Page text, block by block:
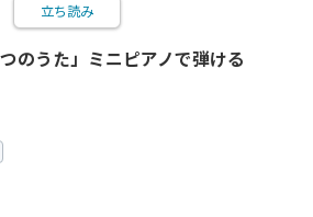
立ち読み
のうた」ミニピアノで弾ける